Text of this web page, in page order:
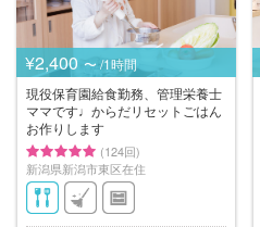
¥2,400 〜 /1時間
現役保育園給食勤務、管理栄養士
ママです♩からだリセットごはん
お作りします
(124回)
新潟県新潟市東区在住